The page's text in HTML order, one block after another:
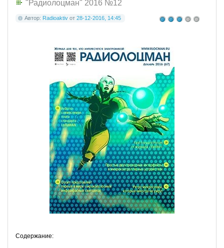
"Радиолоцман" 2016 №12
Автор: Radioaktiv от 28-12-2016, 14:45
Содержание: